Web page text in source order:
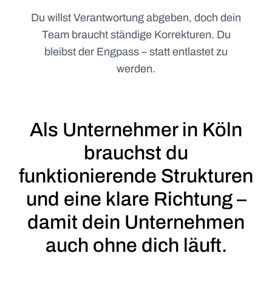
Du willst Verantwortung abgeben, doch dein
Team braucht ständige Korrekturen. Du
bleibst der Engpass – statt entlastet zu
werden.
Als Unternehmer in Köln
brauchst du
funktionierende Strukturen
und eine klare Richtung –
damit dein Unternehmen
auch ohne dich läuft.